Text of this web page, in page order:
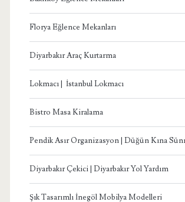
Florya Eğlence Mekanları
Diyarbakır Araç Kurtarma
Lokmacı | İstanbul Lokmacı
Bistro Masa Kiralama
Pendik Asır Organizasyon | Düğün Kına
Diyarbakır Çekici | Diyarbakır Yol Yardım
Şık Tasarımlı İnegöl Mobilya Modelleri